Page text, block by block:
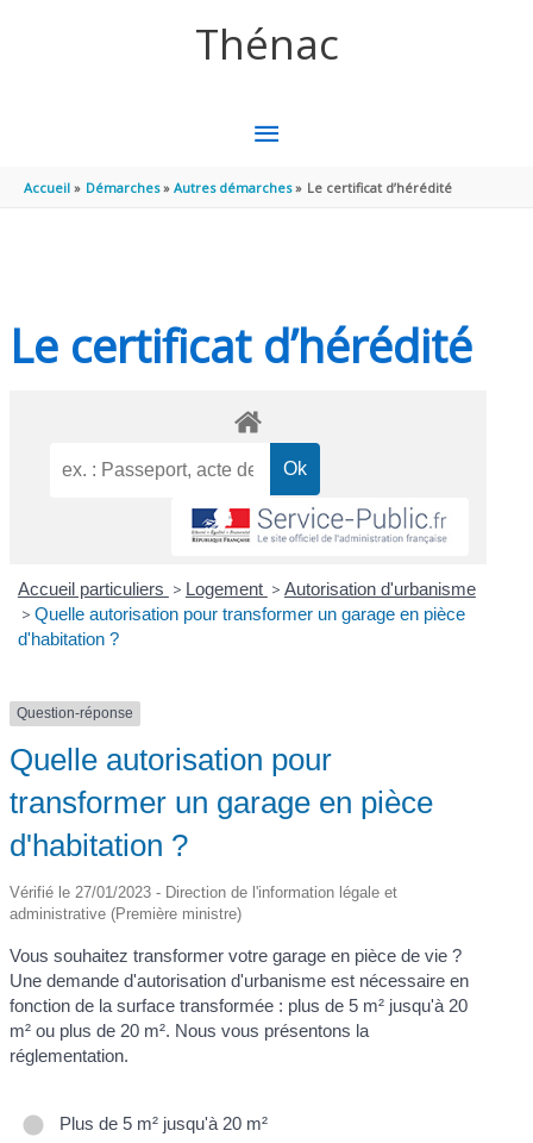
Thénac
MENU
PRINCIPAL
Accueil Démarches Autres démarches Le certificat d’hérédité
Le certificat d’hérédité
Accueil particuliers > Logement > Autorisation d'urbanisme
> Quelle autorisation pour transformer un garage en pièce
d'habitation ?
Question-réponse
Quelle autorisation pour
transformer un garage en pièce
d'habitation ?
Vérifié le 27/01/2023 - Direction de l'information légale et
administrative (Première ministre)
Vous souhaitez transformer votre garage en pièce de vie ?
Une demande d'autorisation d'urbanisme est nécessaire en
fonction de la surface transformée : plus de 5 m² jusqu'à 20
m² ou plus de 20 m². Nous vous présentons la
réglementation.
Plus de 5 m² jusqu'à 20 m²